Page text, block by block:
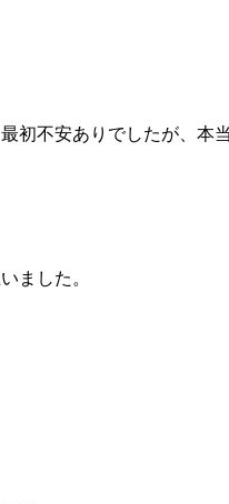
初不安ありでしたが、本
ました。